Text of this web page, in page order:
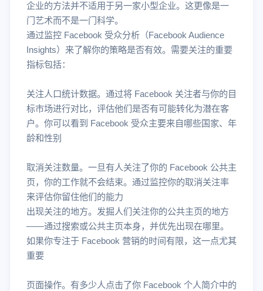
企业的方法并不适用于另一家小型企业。这更像是一
门艺术而不是一门科学。
通过监控 Facebook 受众分析（Facebook Audience
Insights）来了解你的策略是否有效。需要关注的重要
指标包括：
关注人口统计数据。通过将 Facebook 关注者与你的目
标市场进行对比，评估他们是否有可能转化为潜在客
户。你可以看到 Facebook 受众主要来自哪些国家、年
龄和性别
取消关注数量。一旦有人关注了你的 Facebook 公共主
页，你的工作就不会结束。通过监控你的取消关注率
来评估你留住他们的能力
出现关注的地方。发掘人们关注你的公共主页的地方
——通过搜索或公共主页本身，并优先出现在哪里。
如果你专注于 Facebook 营销的时间有限，这一点尤其
重要
页面操作。有多少人点击了你 Facebook 个人简介中的